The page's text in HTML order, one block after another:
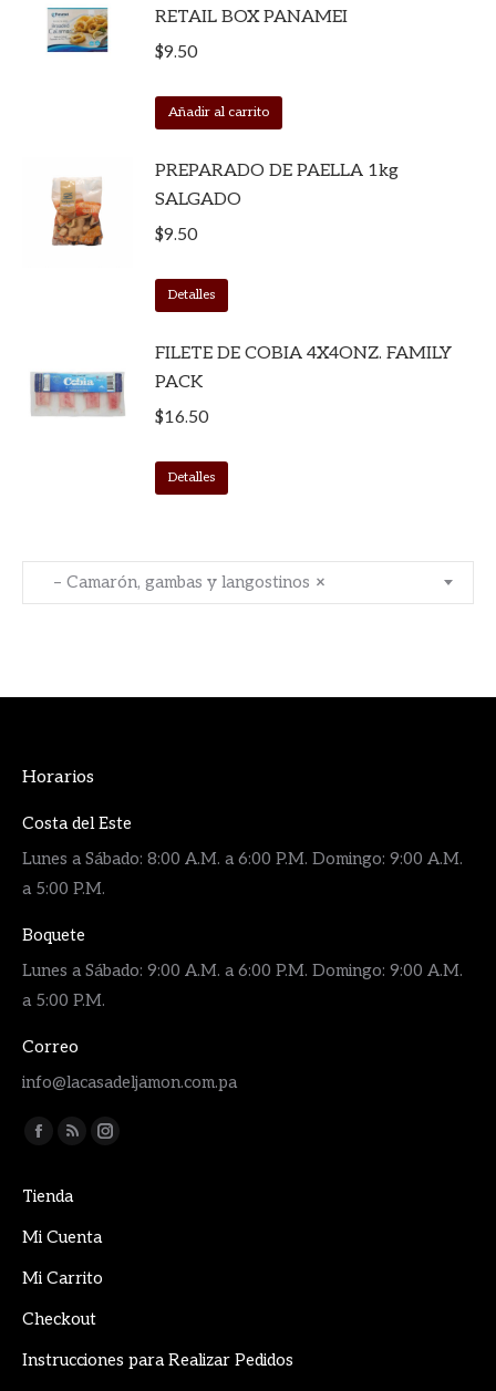
RETAIL BOX PANAMEI
$9.50
Añadir al carrito
PREPARADO DE PAELLA 1kg
SALGADO
$9.50
Detalles
FILETE DE COBIA 4X4ONZ. FAMILY
PACK
$16.50
Detalles
×
– Camarón, gambas y langostinos
Horarios
Costa del Este
Lunes a Sábado: 8:00 A.M. a 6:00 P.M. Domingo: 9:00 A.M.
a 5:00 P.M.
Boquete
Lunes a Sábado: 9:00 A.M. a 6:00 P.M. Domingo: 9:00 A.M.
a 5:00 P.M.
Correo
info@lacasadeljamon.com.pa
Encuéntranos en:
Facebook
opens
in
window
Rss
opens
in
window
Instagram
Tienda
Mi Cuenta
Mi Carrito
Checkout
Instrucciones para Realizar Pedidos